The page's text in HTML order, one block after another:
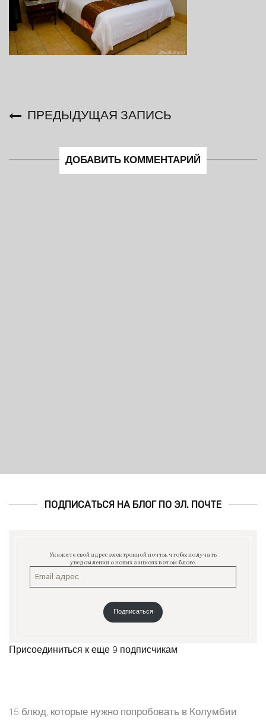
ПРЕДЫДУЩАЯ ЗАПИСЬ
ДОБАВИТЬ КОММЕНТАРИЙ
ПОДПИСАТЬСЯ НА БЛОГ ПО ЭЛ. ПОЧТЕ
Укажите свой адрес электронной почты, чтобы получать
уведомления о новых записях в этом блоге.
Подписаться
Присоединиться к еще 9 подписчикам
15 блюд, которые нужно попробовать в Колумбии